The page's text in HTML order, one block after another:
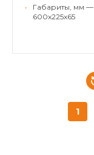
•
Габариты, мм —
600x225x65
1